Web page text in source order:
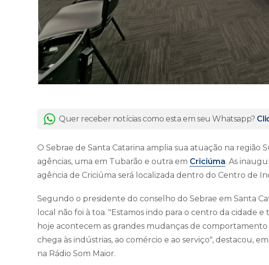
Quer receber notícias como esta em seu Whatsapp?
O Sebrae de Santa Catarina amplia sua atuação na região
agências, uma em Tubarão e outra em Criciúma. As
agência de Criciúma será localizada dentro do Centro de
Segundo o presidente do conselho do Sebrae em Santa
local não foi à toa. "Estamos indo para o centro da cidade
hoje acontecem as grandes mudanças de
chega às indústrias, ao comércio e ao serviço", destacou,
na Rádio Som Maior.